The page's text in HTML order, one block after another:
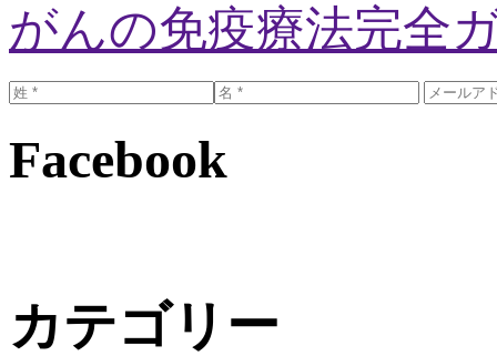
がんの免疫療法完全
Facebook
カテゴリー